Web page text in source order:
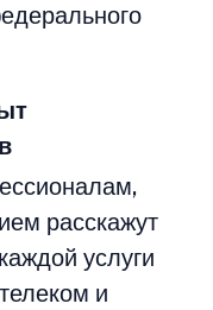
расскажут
услуги
и